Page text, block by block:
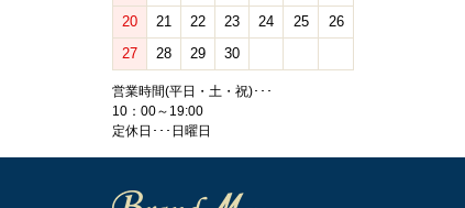
20 21 22 23 24 25 26
27 28 29 30
営業時間(平日・土・祝)･･･
10：00～19:00
定休日･･･日曜日